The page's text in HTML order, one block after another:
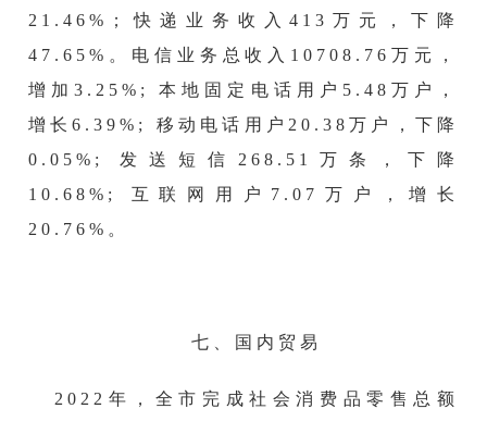
21.46%；快递业务收入413万 元，下降
47.65%。电信业务总收入 10708.76 万元，
增加3.25%; 本地固定电话用户 5.48 万户，
增长6.39%; 移动电话用户 20.38 万户，下降
0.05%; 发送短信 268.51
万条，下降
10.68% ; 互联网用户 7.07 万户，增长
20.76%。
七、国内贸易
2022年，全市完成社会消费品零售总额